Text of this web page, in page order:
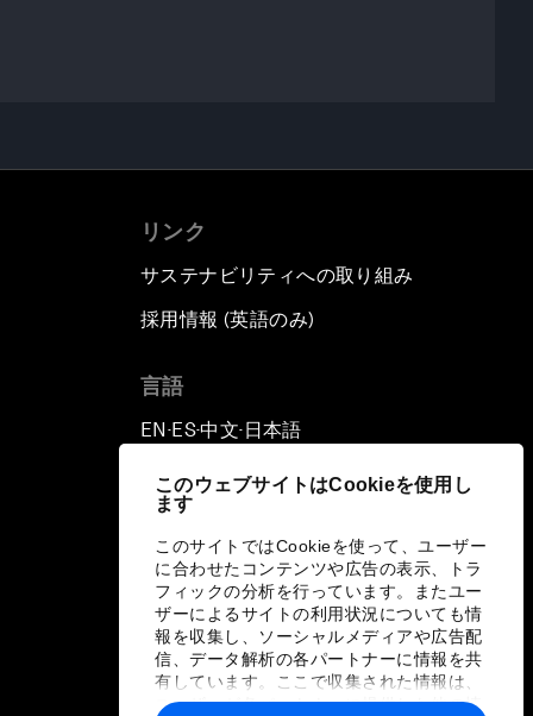
このウェブサイトはCookieを使用し
ます
このサイトではCookieを使って、ユーザー
に合わせたコンテンツや広告の表示、トラ
フィックの分析を行っています。またユー
ザーによるサイトの利用状況についても情
報を収集し、ソーシャルメディアや広告配
信、データ解析の各パートナーに情報を共
有しています。ここで収集された情報は、
ユーザーが各パートナーに提供した他の情
リンク
サステナビリティへの取り組み
採用情報 (英語のみ)
言語
EN ▪ ES▪中文▪ 日本語